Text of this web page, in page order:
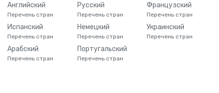
Английский
Перечень стран
Русский
Перечень стран
Французский
Перечень стран
Испанский
Перечень стран
Немецкий
Перечень стран
Украинский
Перечень стран
Арабский
Перечень стран
Португальский
Перечень стран